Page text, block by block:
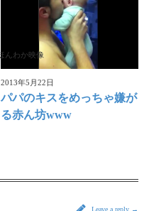
んわか映像
2013年5月22日
パパのキスをめっちゃ嫌が
る赤ん坊www
Leave a reply →